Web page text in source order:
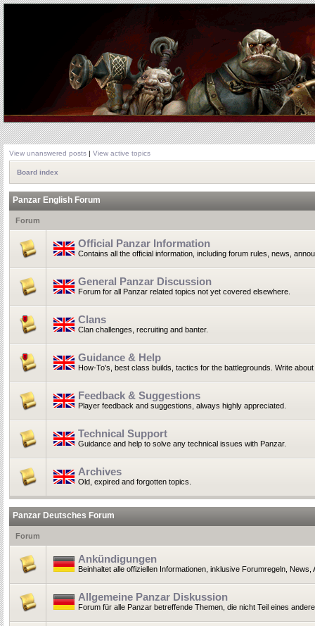
View unanswered posts | View active topics
Board index
Panzar English Forum
Forum
Official Panzar Information
Contains all the official information, including forum rules, news,
General Panzar Discussion
Forum for all Panzar related topics not yet covered elsewhere.
Clans
Clan challenges, recruiting and banter.
Guidance & Help
How-To's, best class builds, tactics for the battlegrounds. Write
Feedback & Suggestions
Player feedback and suggestions, always highly appreciated.
Technical Support
Guidance and help to solve any technical issues with Panzar.
Archives
Old, expired and forgotten topics.
Panzar Deutsches Forum
Forum
Ankündigungen
Beinhaltet alle offiziellen Informationen, inklusive Forumregeln,
Allgemeine Panzar Diskussion
Forum für alle Panzar betreffende Themen, die nicht Teil eines